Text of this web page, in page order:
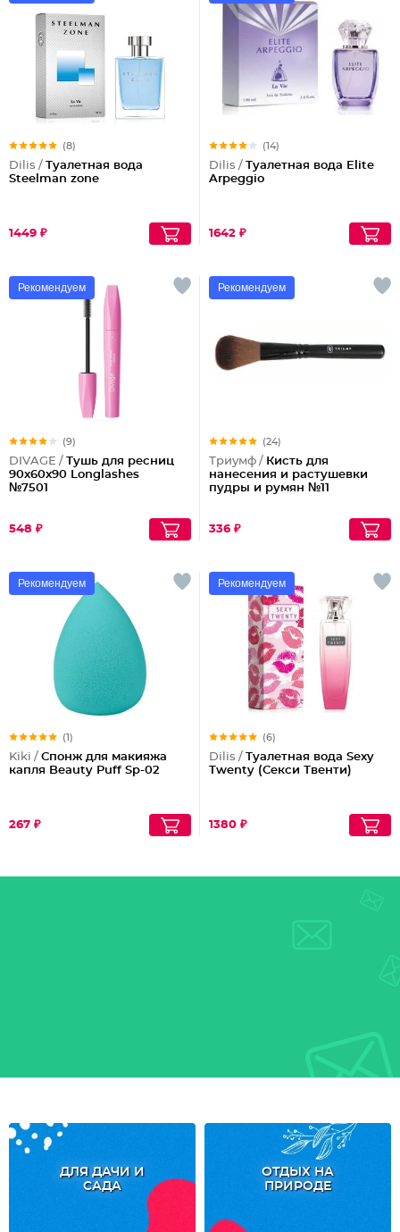
(8)
Dilis /
Туалетная вода
Steelman zone
1449 ₽
(14)
Dilis /
Туалетная вода Elite
Arpeggio
1642 ₽
Рекомендуем
(9)
DIVAGE /
Тушь для ресниц
90x60x90 Longlashes
№7501
548 ₽
Рекомендуем
(24)
Триумф / Кисть для
нанесения и растушевки
пудры и румян №11
336 ₽
Рекомендуем
(1)
Kiki / Спонж для макияжа
капля Beauty Puff Sp-02
267 ₽
Рекомендуем
(6)
Dilis /
Туалетная вода Sexy
Twenty (Секси Твенти)
1380 ₽
ДЛЯ ДАЧИ И
САДА
ОТДЫХ НА
ПРИРОДЕ